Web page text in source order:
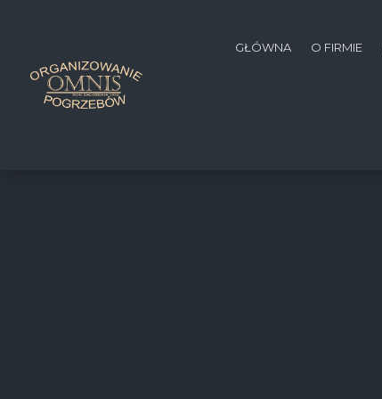
GŁÓWNA O FIRMIE